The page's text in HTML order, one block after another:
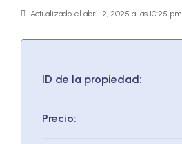
Actualizado el abril 2, 2025 a las 10:25 pm
ID de la propiedad:
Precio: